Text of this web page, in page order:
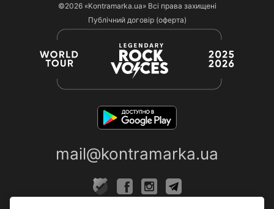
©2026 «Kontramarka.ua»Всі права захищені
Публічний договір (оферта)
mail@kontramarka.ua